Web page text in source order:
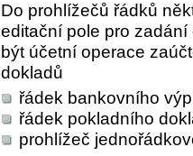
Do prohlížečů řádků
editační pole pro
být účetní operace
dokladů
řádek bankovního
řádek pokladního
prohlížeč